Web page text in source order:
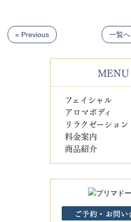
« Previous 一覧へ
MENU
フェイシャル
アロマボディ
リラクゼーション
料金案内
商品紹介